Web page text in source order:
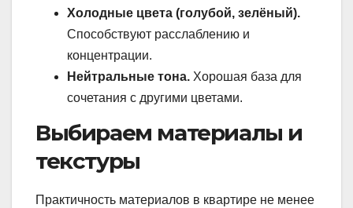
Холодные цвета (голубой, зелёный).
Способствуют расслаблению и
концентрации.
Нейтральные тона. Хорошая база для
сочетания с другими цветами.
Выбираем материалы и
текстуры
Практичность материалов в квартире не менее